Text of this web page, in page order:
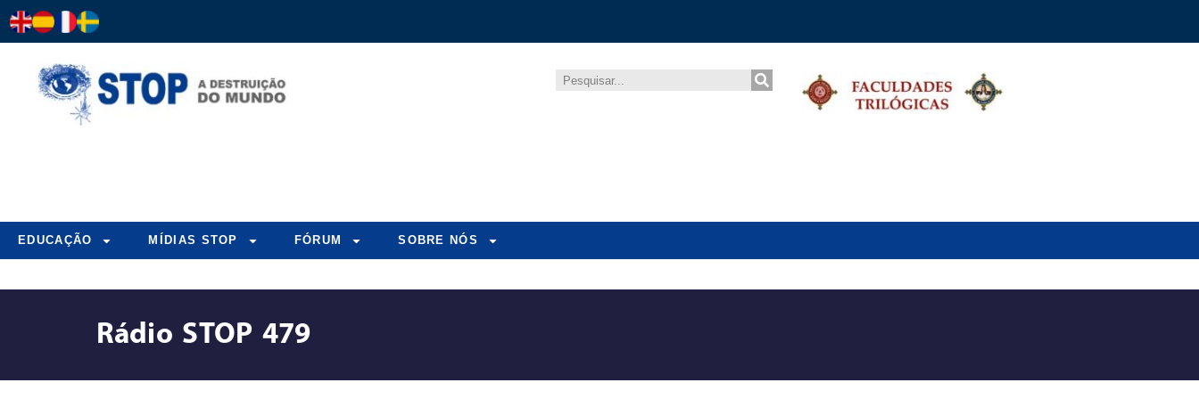
EDUCAÇÃO MÍDIAS STOP FÓRUM SOBRE NÓS
Rádio STOP 479